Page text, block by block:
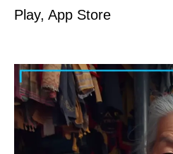
Play, App Store